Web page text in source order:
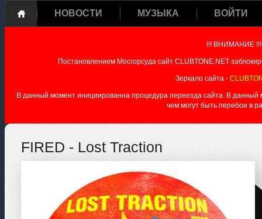
НОВОСТИ МУЗЫКА ВОЙТИ
!!! ВНИМАНИЕ !!!
Постановлением Мосгорсуда сайт CLUBTONE.NET
Зеркало сайта -
В данный момент инициированна процедура переезда сайта. В данный
чем могут быть перебои в
FIRED - Lost Traction